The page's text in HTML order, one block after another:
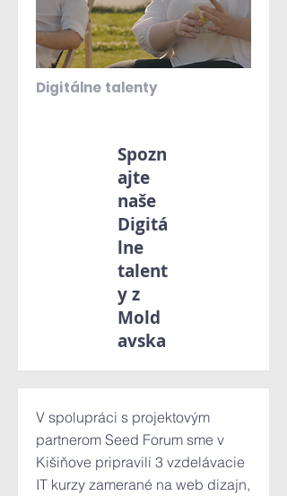
Digitálne talenty
Spozn
ajte
naše
Digitá
lne
talent
y z
Mold
avska
V spolupráci s projektovým
partnerom Seed Forum sme v
Kišiňove pripravili 3 vzdelávacie
IT kurzy zamerané na web dizajn,